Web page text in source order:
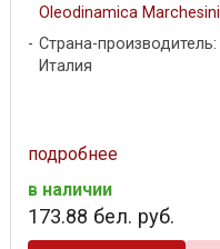
Oleodinamica Marchesini
Страна-производитель:
Италия
подробнее
в наличии
173.88 бел. руб.